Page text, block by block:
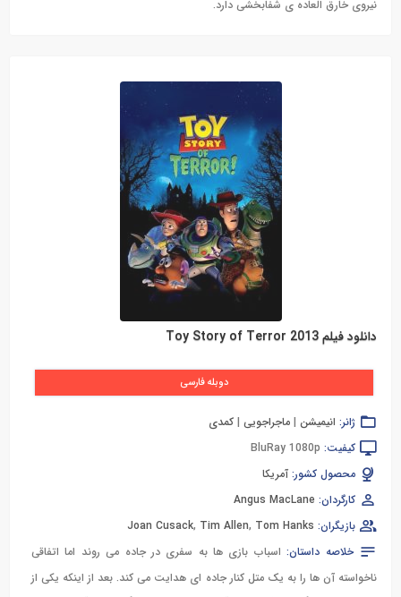
نیروی خارق العاده ی شفابخشی دارد.
دانلود فیلم Toy Story of Terror 2013
دوبله فارسی
ژانر: انیمیشن | ماجراجویی | کمدی
کیفیت: BluRay 1080p
محصول کشور: آمریکا
کارگردان: Angus MacLane
بازیگران:
Joan Cusack, Tim Allen, Tom Hanks
خلاصه داستان: اسباب بازی ها به سفری در جاده می روند اما اتفاقی
ناخواسته آن ها را به یک متل کنار جاده ای هدایت می کند. بعد از اینکه یکی از